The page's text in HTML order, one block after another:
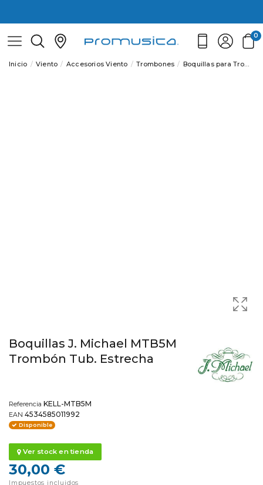
0
Inicio Viento Accesorios Viento Trombones Boquillas para Trombones
Boquillas J. Michael MTB5M
Trombón Tub. Estrecha
Referencia KELL-MTB5M
EAN 4534585011992
Disponible
Ver stock en tienda
30,00 €
Impuestos incluidos